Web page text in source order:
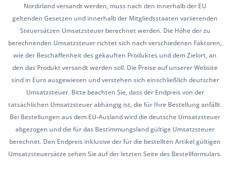
Nordirland versandt werden, muss nach den innerhalb der EU
geltenden Gesetzen und innerhalb der Mitgliedsstaaten variierenden
Steuersätzen Umsatzsteuer berechnet werden. Die Höhe der zu
berechnenden Umsatzsteuer richtet sich nach verschiedenen Faktoren,
wie der Beschaffenheit des gekauften Produktes und dem Zielort, an
den das Produkt versandt werden soll. Die Preise auf unserer Website
sind in Euro ausgewiesen und verstehen sich einschließlich deutscher
Umsatzsteuer. Bitte beachten Sie, dass der Endpreis von der
tatsächlichen Umsatzsteuer abhängig ist, die für Ihre Bestellung anfällt.
Bei Bestellungen aus dem EU-Ausland wird die deutsche Umsatzsteuer
abgezogen und die für das Bestimmungsland gültige Umsatzsteuer
berechnet. Den Endpreis inklusive der für die bestellten Artikel gültigen
Umsatzsteuersätze sehen Sie auf der letzten Seite des Bestellformulars.